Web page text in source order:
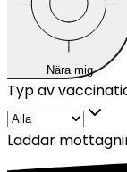
Nära mig
Typ av
Laddar